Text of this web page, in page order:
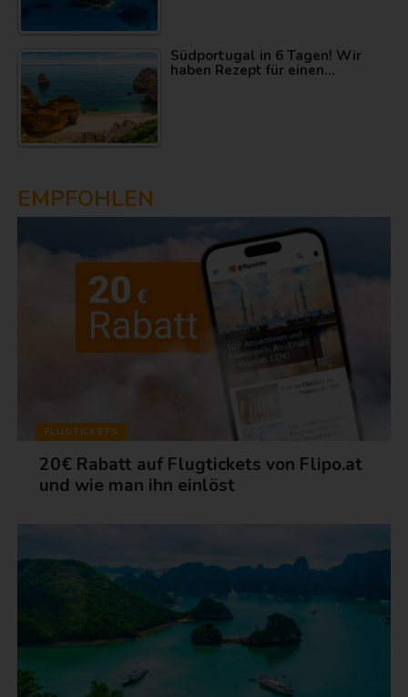
Südportugal in 6 Tagen! Wir
haben Rezept für einen…
EMPFOHLEN
FLUGTICKETS
20€ Rabatt auf Flugtickets von Flipo.at
und wie man ihn einlöst